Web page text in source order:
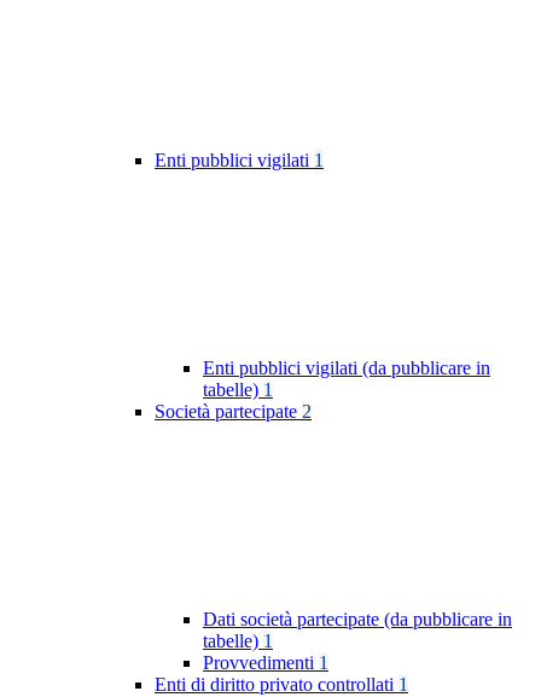
Enti pubblici vigilati 1
Enti pubblici vigilati (da pubblicare in
tabelle) 1
Società partecipate 2
Dati società partecipate (da pubblicare in
tabelle) 1
Provvedimenti 1
Enti di diritto privato controllati 1